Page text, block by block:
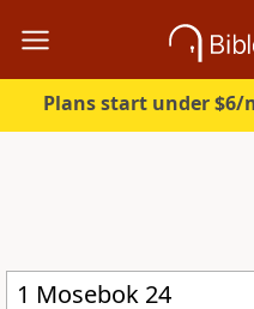
Plans start under $6/